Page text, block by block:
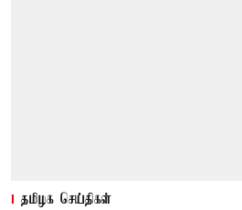
தமிழக செய்திகள்